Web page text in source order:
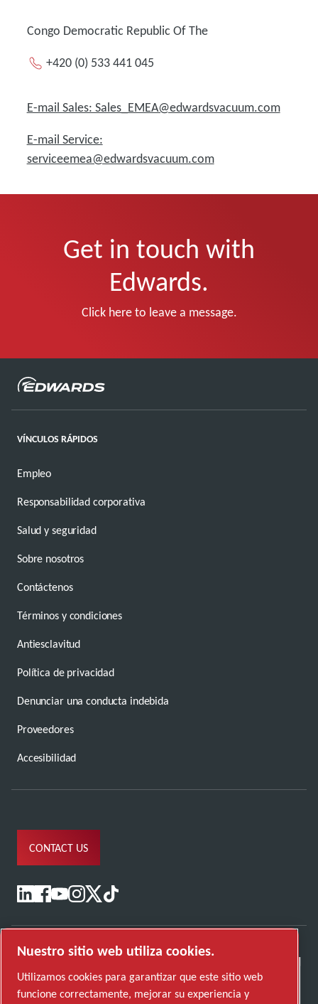
Congo Democratic Republic Of The
+420 (0) 533 441 045
E-mail Sales: Sales_EMEA@edwardsvacuum.com
E-mail Service:
serviceemea@edwardsvacuum.com
Get in touch with
Edwards.
Click here to leave a message.
VÍNCULOS RÁPIDOS
Empleo
Responsabilidad corporativa
Salud y seguridad
Sobre nosotros
Contáctenos
Términos y condiciones
Antiesclavitud
Política de privacidad
Denunciar una conducta indebida
Proveedores
Accesibilidad
CONTACT US
Nuestro sitio web utiliza cookies.
Utilizamos cookies para garantizar que este sitio web
funcione correctamente, mejorar su experiencia y